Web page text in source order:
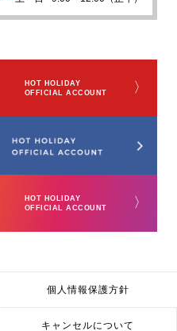
HOT HOLIDAY
OFFICIAL ACCOUNT
〉
HOT HOLIDAY
OFFICIAL ACCOUNT
〉
個人情報保護方針
キャンセルについて